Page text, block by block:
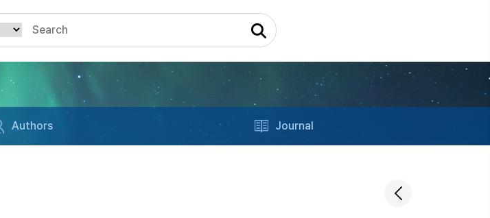
Authors Journal